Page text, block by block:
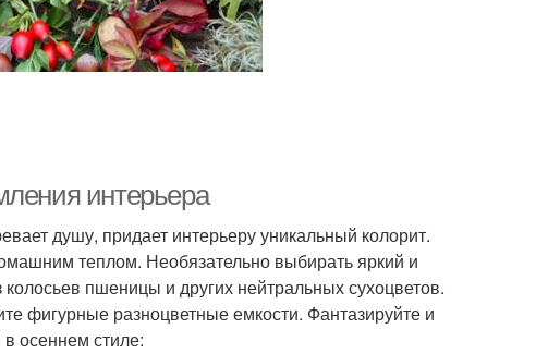
интерьера
душу, придает интерьеру уникальный колорит.
теплом. Необязательно выбирать яркий и
пшеницы и других нейтральных сухоцветов.
фигурные разноцветные емкости. Фантазируйте и
осеннем стиле: